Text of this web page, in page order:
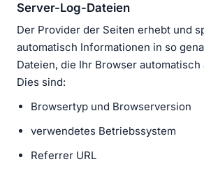
Server-Log-Dateien
Der Provider der Seiten erhebt und
automatisch Informationen in so
Dateien, die Ihr Browser
Dies sind:
Browsertyp und Browserversion
verwendetes Betriebssystem
Referrer URL